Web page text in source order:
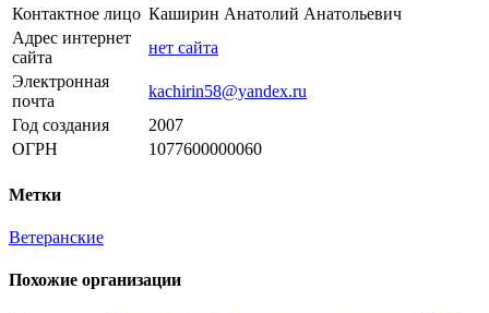
Контактное лицо Каширин Анатолий Анатольевич
Адрес интернет
сайта
нет сайта
Электронная
почта
kachirin58@yandex.ru
Год создания
2007
ОГРН
1077600000060
Метки
Ветеранские
Похожие организации